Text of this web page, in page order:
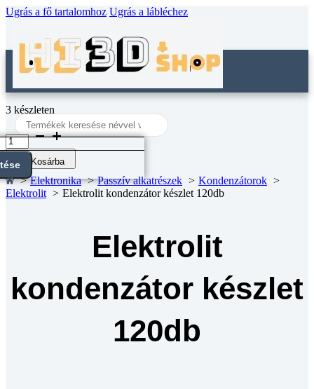
Ugrás a fő tartalomhoz Ugrás a lábléchez
Search
...
3 készleten
Elektrolit
kondenzátor
készlet
120db
mennyiség
Kosárba
Elektronika Passzív alkatrészek
Kondenzátorok
Elektrolit
Elektrolit kondenzátor készlet 120db
Elektrolit
kondenzátor készlet
120db